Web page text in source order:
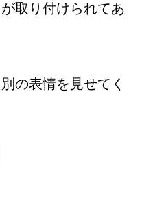
取り付けられてあ
の表情を見せてく